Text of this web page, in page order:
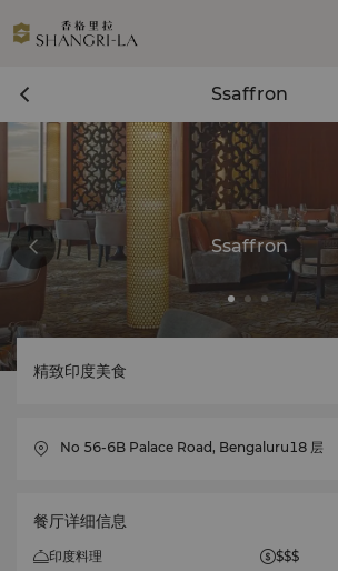
Ssaffron
Ssaffron
精致印度美食
No 56-6B Palace Road, Bengaluru18 层
餐厅详细信息
印度料理
$$$